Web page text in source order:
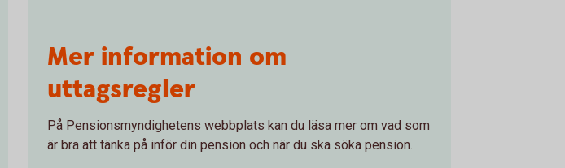
Mer information om
uttagsregler
På Pensionsmyndighetens webbplats kan du läsa mer om vad som
är bra att tänka på inför din pension och när du ska söka pension.